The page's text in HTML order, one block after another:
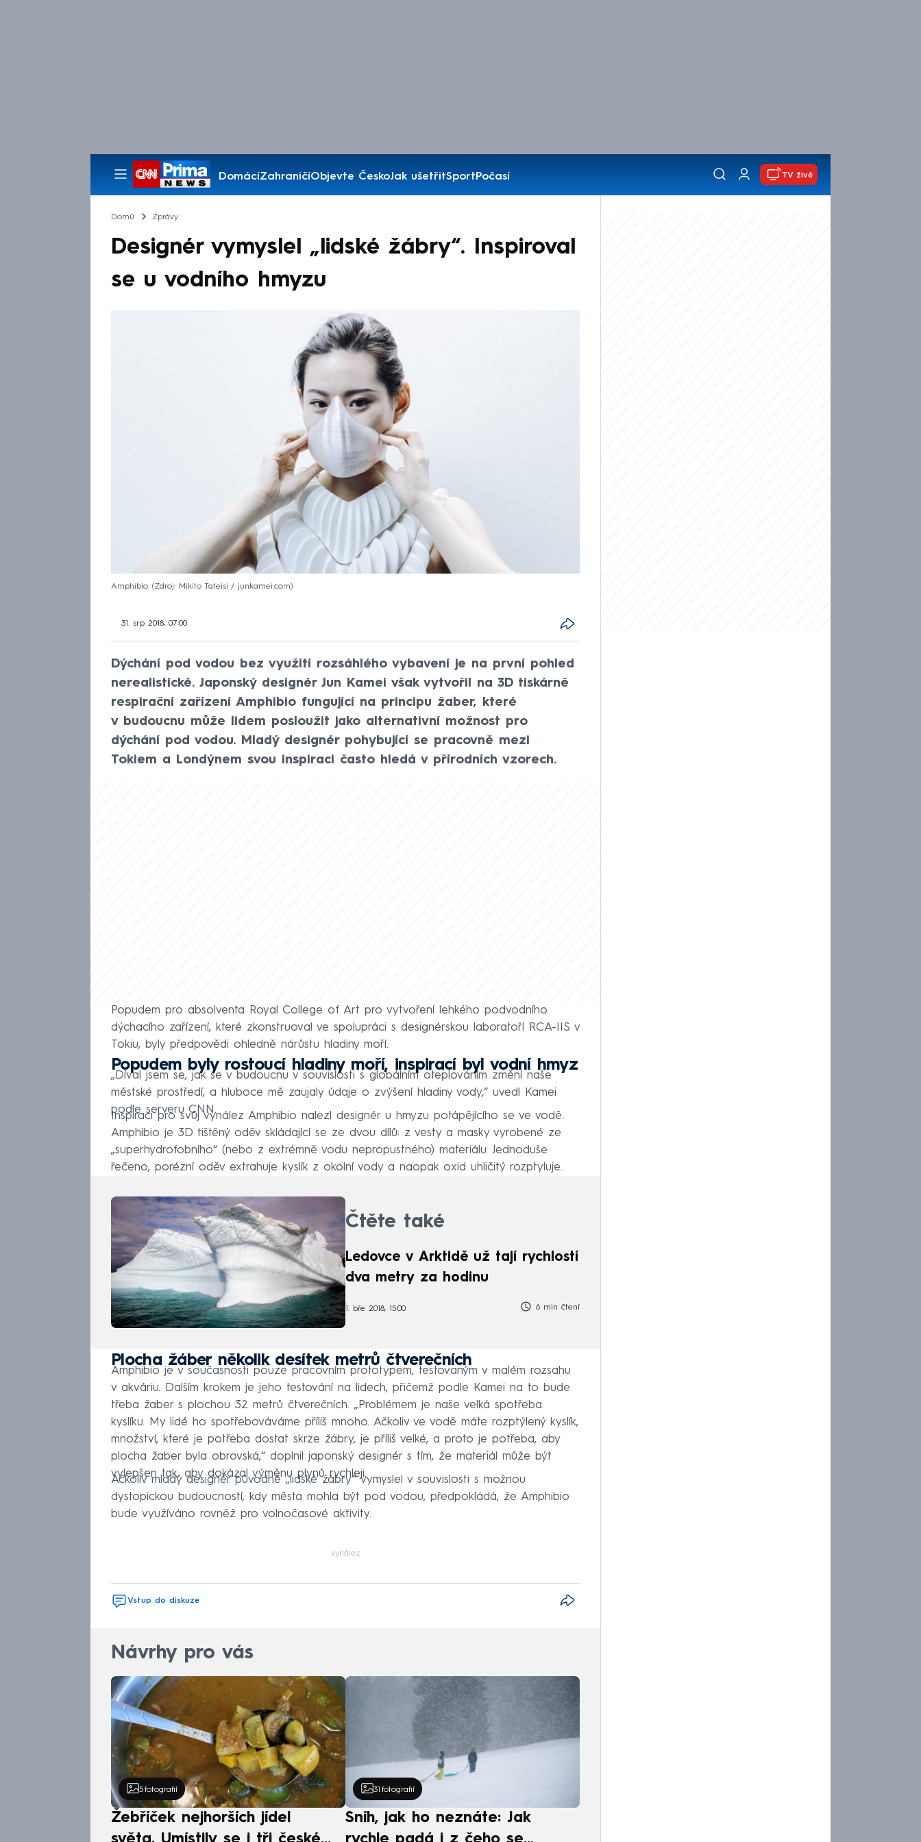
DomácíZahraničíObjevte ČeskoJak ušetřitSportPočasí
Pořady
TV živě
Domů Zprávy
Designér vymyslel „lidské žábry“. Inspiroval
se u vodního hmyzu
Amphibio Zdroj: Mikito Tateisi / junkamei.com
31. srp 2018, 07:00
Dýchání pod vodou bez využití rozsáhlého vybavení je na první pohled
nerealistické. Japonský designér Jun Kamei však vytvořil na 3D tiskárně
respirační zařízení Amphibio fungující na principu žaber, které
v budoucnu může lidem posloužit jako alternativní možnost pro
dýchání pod vodou. Mladý designér pohybující se pracovně mezi
Tokiem a Londýnem svou inspiraci často hledá v přírodních vzorech.
Popudem pro absolventa Royal College of Art pro vytvoření lehkého podvodního
dýchacího zařízení, které zkonstruoval ve spolupráci s designérskou laboratoří RCA-IIS v
Tokiu, byly předpovědi ohledně nárůstu hladiny moří.
Popudem byly rostoucí hladiny moří, inspirací byl vodní hmyz
„Díval jsem se, jak se v budoucnu v souvislosti s globálním oteplováním změní naše
městské prostředí, a hluboce mě zaujaly údaje o zvýšení hladiny vody,“ uvedl Kamei
podle serveru CNN.
Inspiraci pro svůj vynález Amphibio nalezl designér u hmyzu potápějícího se ve vodě.
Amphibio je 3D tištěný oděv skládající se ze dvou dílů: z vesty a masky vyrobené ze
„superhydrofobního“ (nebo z extrémně vodu nepropustného) materiálu. Jednoduše
řečeno, porézní oděv extrahuje kyslík z okolní vody a naopak oxid uhličitý rozptyluje.
Čtěte také
Ledovce v Arktidě už tají rychlostí
dva metry za hodinu
1. bře 2018, 15:00 6 min čtení
Plocha žáber několik desítek metrů čtverečních
Amphibio je v současnosti pouze pracovním prototypem, testovaným v malém rozsahu
v akváriu. Dalším krokem je jeho testování na lidech, přičemž podle Kamei na to bude
třeba žaber s plochou 32 metrů čtverečních. „Problémem je naše velká spotřeba
kyslíku. My lidé ho spotřebováváme příliš mnoho. Ačkoliv ve vodě máte rozptýlený kyslík,
množství, které je potřeba dostat skrze žábry, je příliš velké, a proto je potřeba, aby
plocha žaber byla obrovská,“ doplnil japonský designér s tím, že materiál může být
vylepšen tak, aby dokázal výměnu plynů rychleji.
Ačkoliv mladý designér původně „lidské žábry“ vymyslel v souvislosti s možnou
dystopickou budoucností, kdy města mohla být pod vodou, předpokládá, že Amphibio
bude využíváno rovněž pro volnočasové aktivity.
vynález
Vstup do diskuze
Návrhy pro vás
5 fotografií
Žebříček nejhorších jídel
31 fotografií
Sníh, jak ho neznáte: Jak